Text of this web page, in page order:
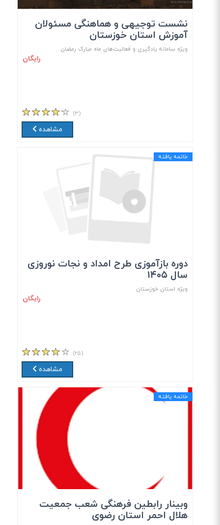
نشست توجیهی و هماهنگی مسئولان
آموزش استان خوزستان
ویژه سامانه یادگیری و فعالیت‌های ماه مبارک رمضان
رایگان
(۳)
مشاهده
خاتمه یافته
دوره بازآموزی طرح امداد و نجات نوروزی
سال ۱۴۰۵
ویژه استان خوزستان
رایگان
(۲۵)
مشاهده
خاتمه یافته
وبینار رابطین فرهنگی شعب جمعیت
هلال احمر استان رضوی